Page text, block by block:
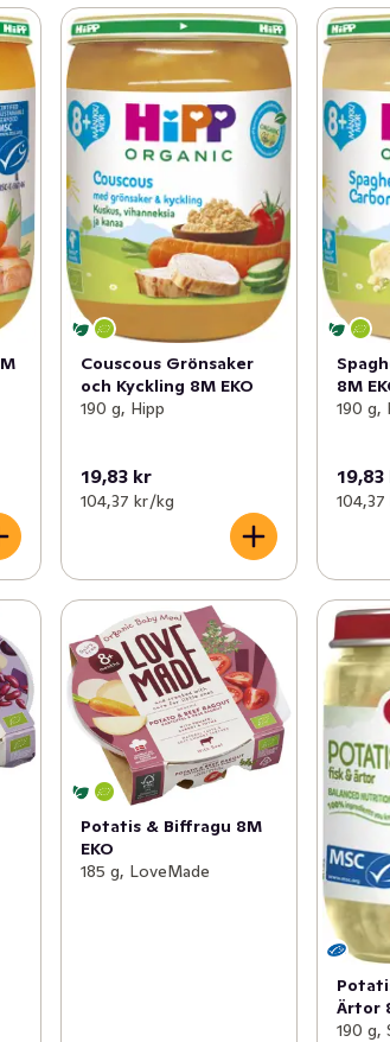
Couscous Grönsaker
och Kyckling 8M EKO
190 g, Hipp
19,83 kr
104,37 kr /kg
8M
190 g,
104,37
Potatis & Biffragu 8M
EKO
185 g, LoveMade
Ärtor
190 g,